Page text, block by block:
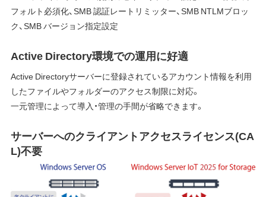
フォルト必須化、SMB 認証レートリミッター、SMB NTLMブロッ
ク、SMB バージョン指定設定
Active Directory環境での運用に好適
Active Directoryサーバーに登録されているアカウント情報を利用
したファイルやフォルダーのアクセス制限に対応。
一元管理によって導入・管理の手間が省略できます。
サーバーへのクライアントアクセスライセンス(CA
L)不要